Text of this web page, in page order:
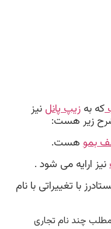
که به زیپ پانل نیز
زیر هست:
بمو هست.
نیز ارایه می شود .
با تغییراتی با نام
چند نام تجاری